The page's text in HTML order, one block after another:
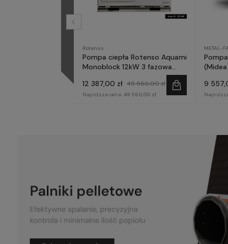
Rotenso
Pompa ciepła Rotenso Aquami
Monoblock 12kW 3 fazowa
12 387,00 zł 49 560,00 zł
Najniższa cena: 49 560,00 zł
METAL-
9